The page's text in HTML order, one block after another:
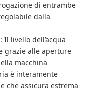
di entrambe
dalla
Il livello dell’acqua
grazie alle aperture
macchina
è interamente
che assicura estrema